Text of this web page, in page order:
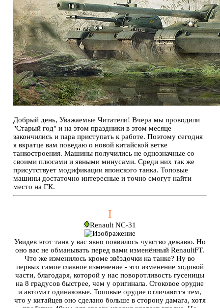
Добрый день, Уважаемые Читатели! Вчера мы проводили
"Старый год" и на этом праздники в этом месяце
закончились и пара приступать к работе. Поэтому сегодня
я вкратце вам поведаю о новой китайской ветке
танкостроения. Машины получились не однозначные со
своими плюсами и явными минусами. Среди них так же
присутствует модификации японского танка. Топовые
машины достаточно интересные и точно смогут найти
место на ГК.
I
Renault NC-31
Увидев этот танк у вас явно появилось чувство дежавю. Но
оно вас не обманывать перед вами изменённый RenaultFT.
Что же изменилось кроме звёздочки на танке? Ну во
первых самое главное изменение - это изменение ходовой
части, благодаря, которой у нас поворотливость гусеницы
на 8 градусов быстрее, чем у оригинала. Стоковое орудие
и автомат одинаковые. Топовые орудие отличаются тем,
что у китайцев оно сделано больше в сторону дамага, хотя